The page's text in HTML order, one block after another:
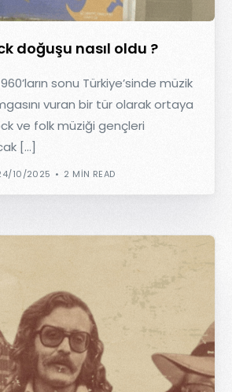
doğuşu nasıl oldu ?
sonu Türkiye’sinde müzik
vuran bir tür olarak ortaya
ve folk müziği gençleri
[…]
10/2025 2 MIN READ